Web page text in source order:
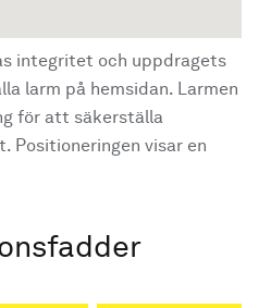
integritet och uppdragets
larm på hemsidan. Larmen
för att säkerställa
Positioneringen visar en